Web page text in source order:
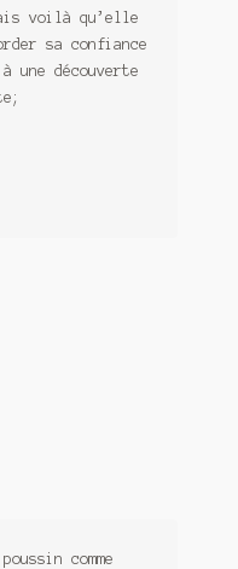
voilà qu’elle
sa confiance
une découverte
comme